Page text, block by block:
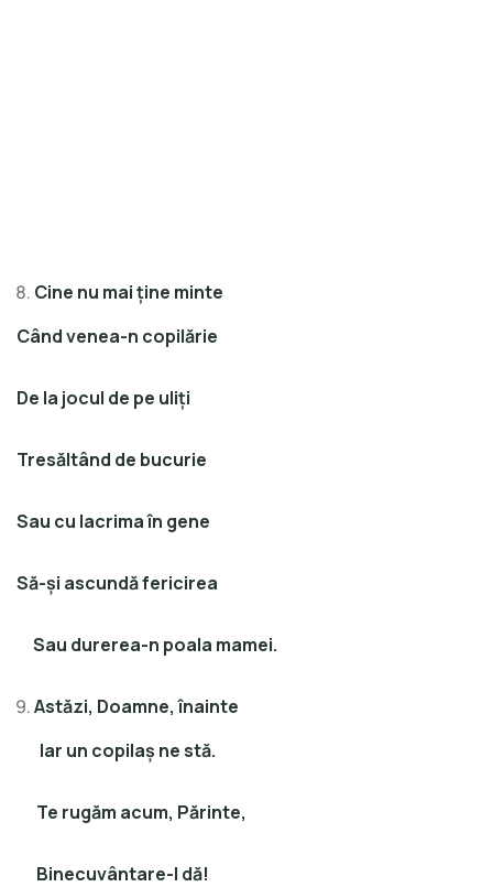
Cine nu mai ţine minte
Când venea-n copilărie
De la jocul de pe uliţi
Tresăltând de bucurie
Sau cu lacrima în gene
Să-şi ascundă fericirea
Sau durerea-n poala mamei.
Astăzi, Doamne, înainte
Iar un copilaş ne stă.
Te rugăm acum, Părinte,
Binecuvântare-I dă!